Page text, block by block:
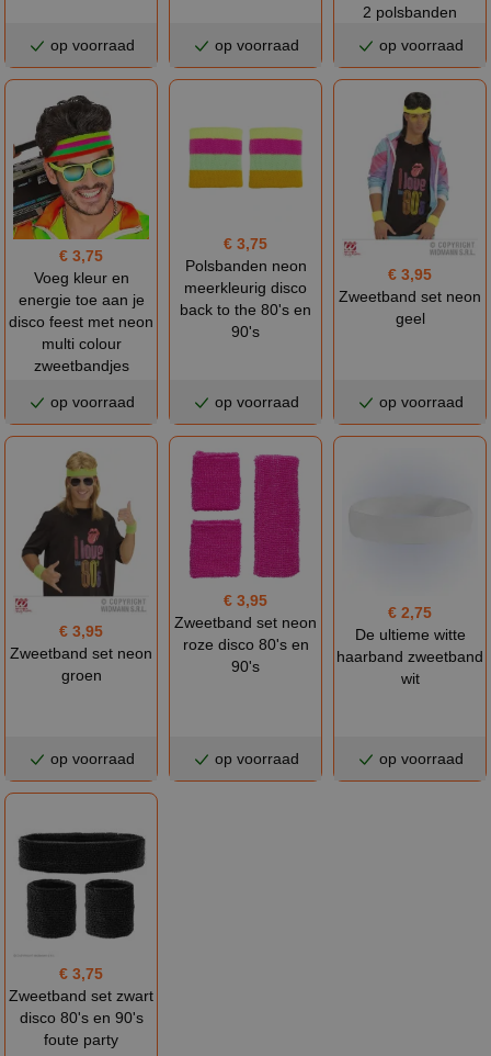
op voorraad op voorraad
2 polsbanden
op voorraad
€ 3,75
Voeg kleur en
energie toe aan je
disco feest met neon
multi colour
zweetbandjes
op voorraad
€ 3,75
Polsbanden neon
meerkleurig disco
back to the 80's en
90's
op voorraad
€ 3,95
Zweetband set neon
geel
op voorraad
€ 3,95
Zweetband set neon
groen
op voorraad
€ 3,95
Zweetband set neon
roze disco 80's en
90's
op voorraad
€ 2,75
De ultieme witte
haarband zweetband
wit
op voorraad
€ 3,75
Zweetband set zwart
disco 80's en 90's
foute party